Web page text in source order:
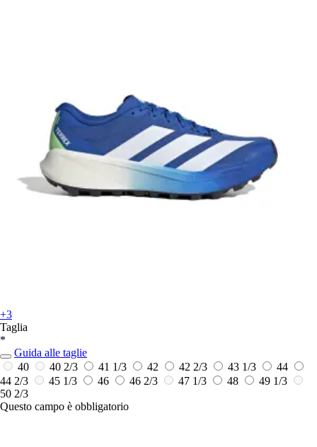
+3
Taglia
*
Guida alle taglie
40
40 2/3 41 1/3 42 42 2/3 43 1/3
44
44 2/3
45 1/3 46 46 2/3 47 1/3 48
49 1/3
50 2/3
Questo campo è obbligatorio